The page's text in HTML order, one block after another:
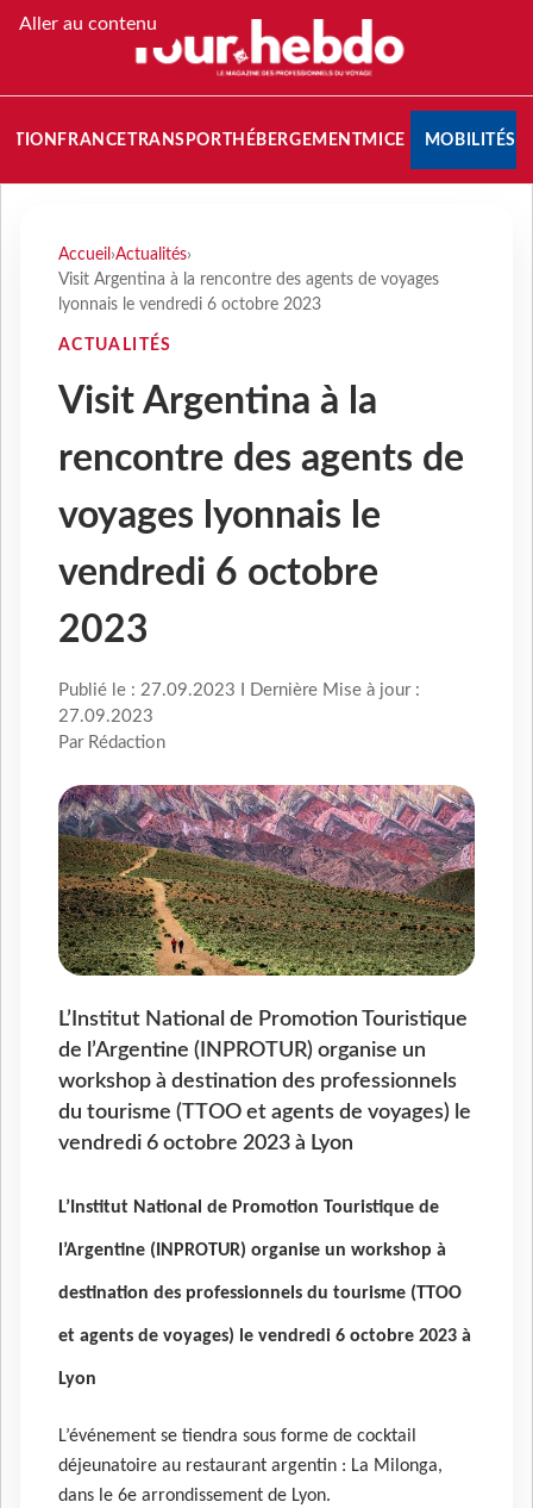
Aller au contenu
FRANCETRANSPORT HÉBERGEMENTMICE MOBILITÉS
Accueil ›Actualités›
Visit Argentina à la rencontre des agents de voyages
lyonnais le vendredi 6 octobre 2023
ACTUALITÉS
Visit Argentina à la
rencontre des agents de
voyages lyonnais le
vendredi 6 octobre
2023
Publié le : 27.09.2023 I Dernière Mise à jour :
27.09.2023
Par Rédaction
L’Institut National de Promotion Touristique
de l’Argentine (INPROTUR) organise un
workshop à destination des professionnels
du tourisme (TTOO et agents de voyages) le
vendredi 6 octobre 2023 à Lyon
L’Institut National de Promotion Touristique de
l’Argentine (INPROTUR) organise un workshop à
destination des professionnels du tourisme (TTOO
et agents de voyages) le vendredi 6 octobre 2023 à
Lyon
L’événement se tiendra sous forme de cocktail
déjeunatoire au restaurant argentin : La Milonga,
dans le 6e arrondissement de Lyon.